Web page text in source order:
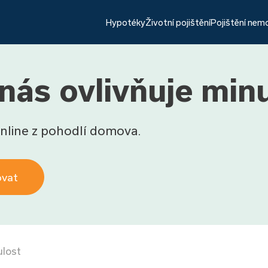
HypotékyŽivotní pojištěníPojištění
ovlivňuje
z pohodlí domova.